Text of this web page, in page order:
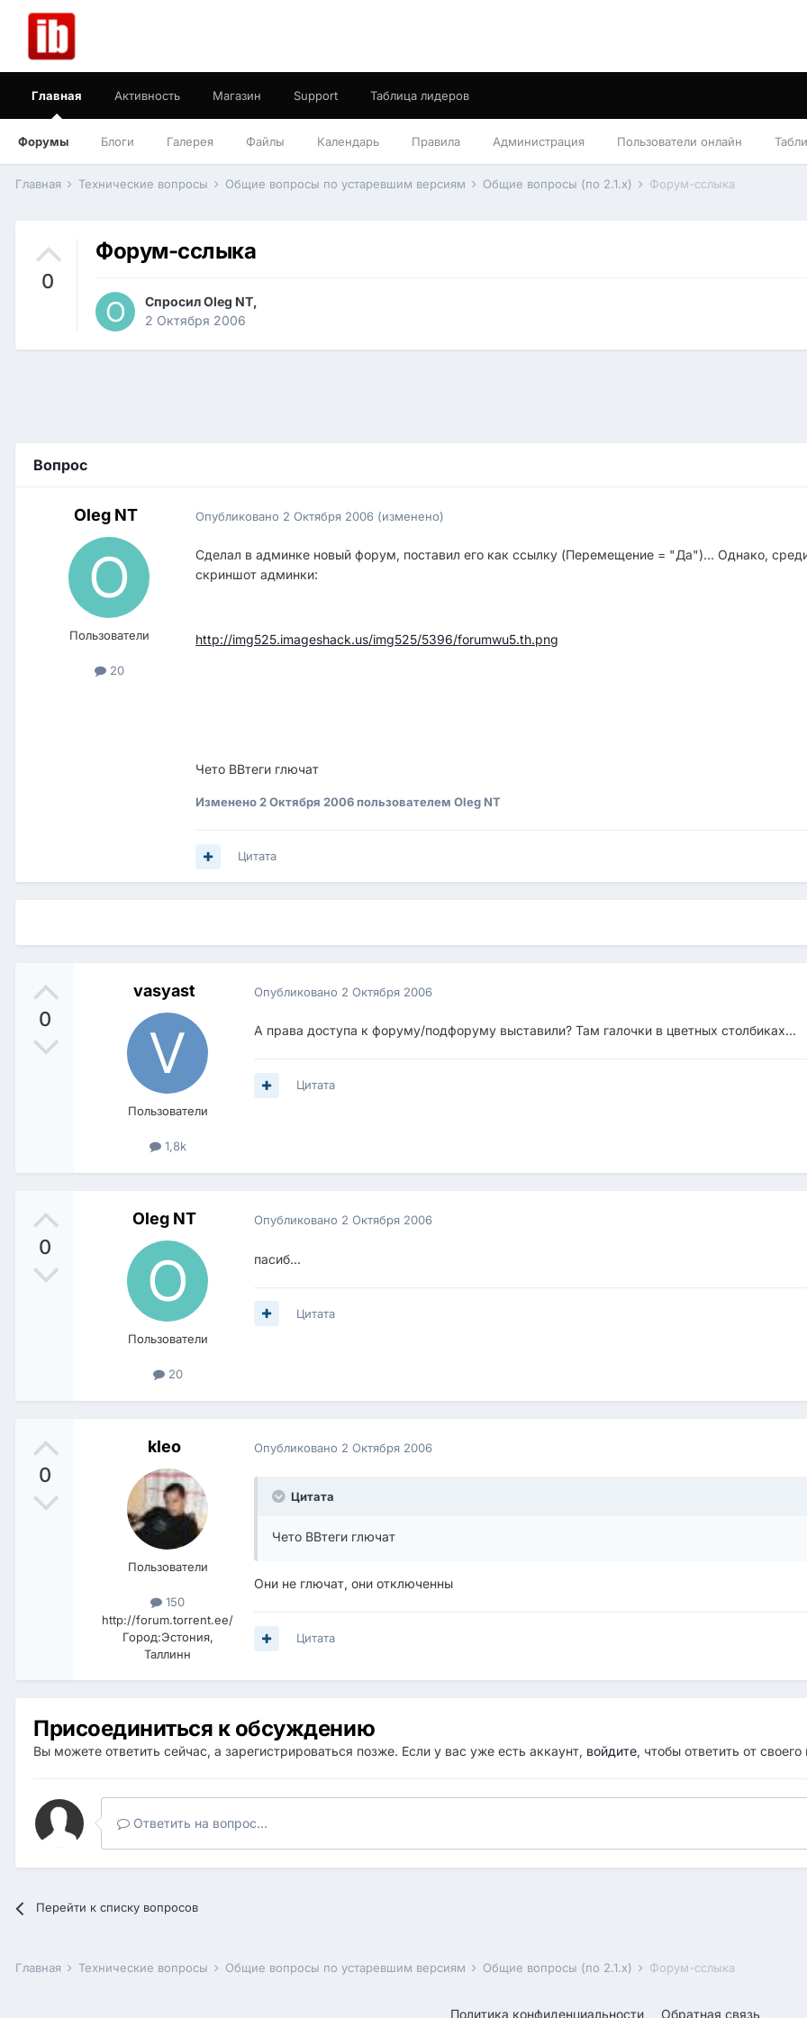
Главная
Форумы Блоги Галерея Файлы Календарь Правила Администрация Пользователи онлайн
Активность Магазин Support Таблица лидеров
Главная Технические вопросы Общие вопросы по устаревшим версиям Общие вопросы (по 2.1.x) Форум-сслыка
0
Форум-сслыка
СпросилOleg NT,
2 Октября 2006
Вопрос
Oleg NT
Пользователи
20
Опубликовано 2 Октября 2006 (изменено)
Сделал в админке новый форум, поставил его как ссылку (Перемещение = "Да")... Однако,
скриншот админки:
http://img525.imageshack.us/img525/5396/forumwu5.th.png
Чето BBтеги глючат
Изменено2 Октября 2006пользователем Oleg NT
Цитата
0
vasyast
Пользователи
1,8k
Опубликовано 2 Октября 2006
А права доступа к форуму/подфоруму выставили? Там галочки в цветных столбиках...
Цитата
0
Oleg NT
Пользователи
20
Опубликовано 2 Октября 2006
пасиб...
Цитата
0
kleo
Пользователи
150
http://forum.torrent.ee/
Город:Эстония,
Таллинн
Опубликовано 2 Октября 2006
Цитата
Чето BBтеги глючат
Они не глючат, они отключенны
Цитата
Присоединиться к обсуждению
Вы можете ответить сейчас, а зарегистрироваться позже. Если у вас уже есть аккаунт, войдите, чтобы ответить от
Ответить на вопрос...
Перейти к списку вопросов
Главная Технические вопросы Общие вопросы по устаревшим версиям Общие вопросы (по 2.1.x) Форум-сслыка
Политика конфиденциальности Обратная связь